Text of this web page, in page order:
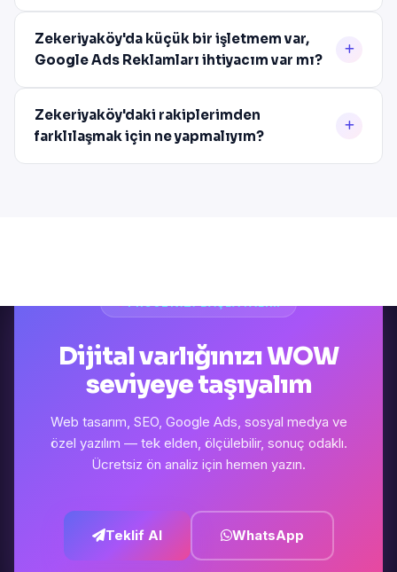
Zekeriyaköy'da küçük bir işletmem var,
Google Ads Reklamları ihtiyacım var mı?
Zekeriyaköy'daki rakiplerimden
farklılaşmak için ne yapmalıyım?
Dijital varlığınızı WOW
seviyeye taşıyalım
Web tasarım, SEO, Google Ads, sosyal medya ve
özel yazılım — tek elden, ölçülebilir, sonuç odaklı.
Ücretsiz ön analiz için hemen yazın.
Teklif Al WhatsApp